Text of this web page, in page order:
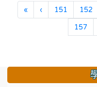
«第一頁
‹上一頁
151 152
157